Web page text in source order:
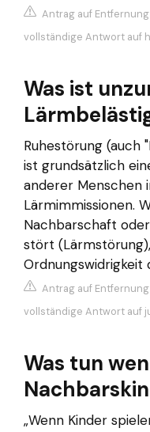
Antrag auf
vollständige Antwort auf
Was ist
Ruhestörung (auch
ist grundsätzlich
anderer Menschen
Lärmimmissionen.
Nachbarschaft
stört
Ordnungswidrigkeit
Antrag auf
vollständige Antwort auf
Was tun
„Wenn Kinder